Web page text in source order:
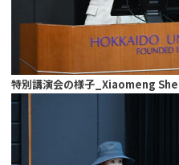
特別講演会の様子_Xiaomeng